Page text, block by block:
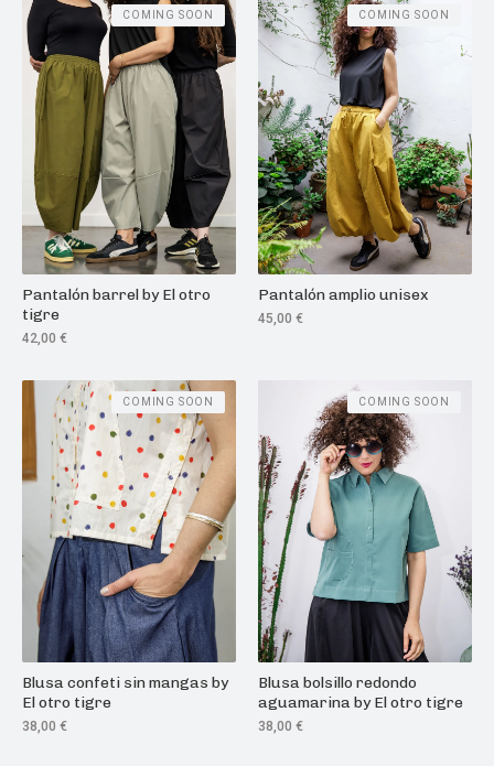
Pantalón barrel by El otro
tigre
42,00 €
COMING SOON
Pantalón amplio unisex
45,00 €
COMING SOON
Blusa confeti sin mangas by
El otro tigre
38,00 €
COMING SOON
Blusa bolsillo redondo
aguamarina by El otro tigre
38,00 €
COMING SOON